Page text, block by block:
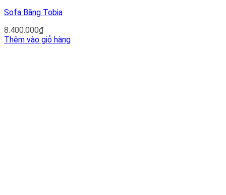
Sofa Băng Tobia
8.400.000₫
Thêm vào giỏ hàng